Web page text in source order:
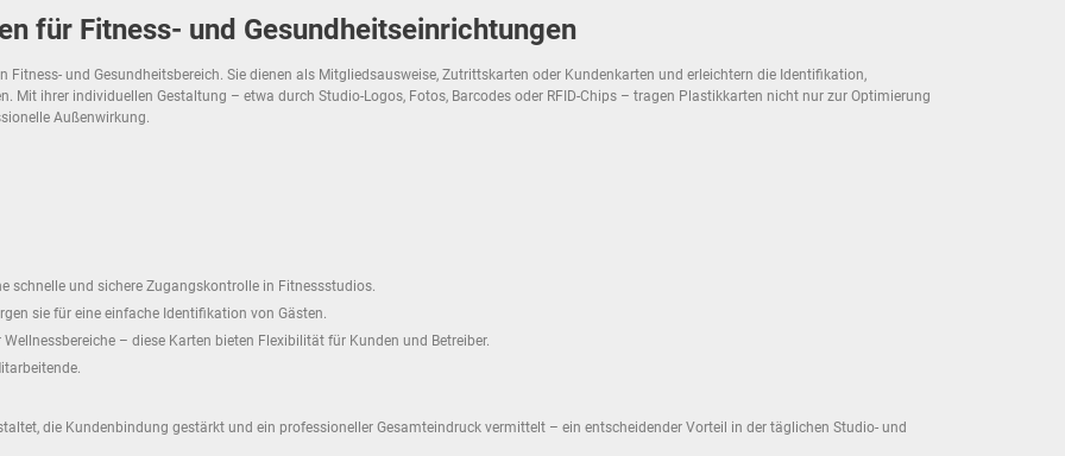
für Fitness- und Gesundheitseinrichtungen
und Gesundheitsbereich. Sie dienen als Mitgliedsausweise, Zutrittskarten oder Kundenkarten und erleichtern die Identifikation,
Mit ihrer individuellen Gestaltung – etwa durch Studio-Logos, Fotos, Barcodes oder RFID-Chips – tragen Plastikkarten nicht nur zur Optimierung
Außenwirkung.
schnelle und sichere Zugangskontrolle in Fitnessstudios.
sie für eine einfache Identifikation von Gästen.
– diese Karten bieten Flexibilität für Kunden und Betreiber.
die Kundenbindung gestärkt und ein professioneller Gesamteindruck vermittelt – ein entscheidender Vorteil in der täglichen Studio- und